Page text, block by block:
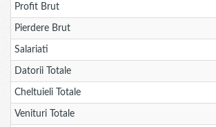
Profit Brut
Pierdere Brut
Salariati
Datorii Totale
Cheltuieli Totale
Venituri Totale